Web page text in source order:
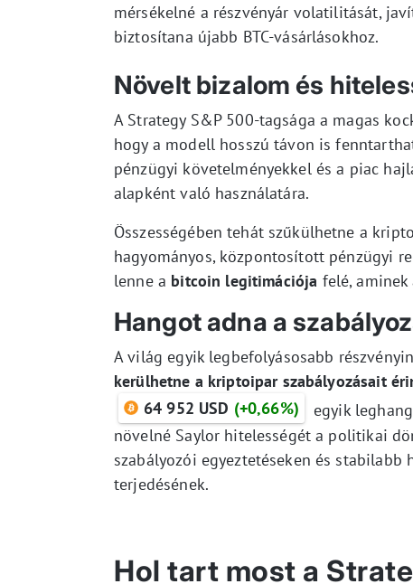
mérsékelné a részvényár volatilitását,
biztosítana újabb BTC-vásárlásokhoz.
Növelt bizalom és
A Strategy S&P 500-tagsága a magas
hogy a modell hosszú távon is
pénzügyi követelményekkel és a piac
alapként való használatára.
Összességében tehát szűkülhetne a
hagyományos, központosított pénzügyi
lenne a bitcoin legitimációja felé,
Hangot adna a
A világ egyik legbefolyásosabb
kerülhetne a kriptoipar szabályozásait
64 952 USD (+0,66%)
egyik
növelné Saylor hitelességét a politikai
szabályozói egyeztetéseken és
terjedésének.
Hol tart most a